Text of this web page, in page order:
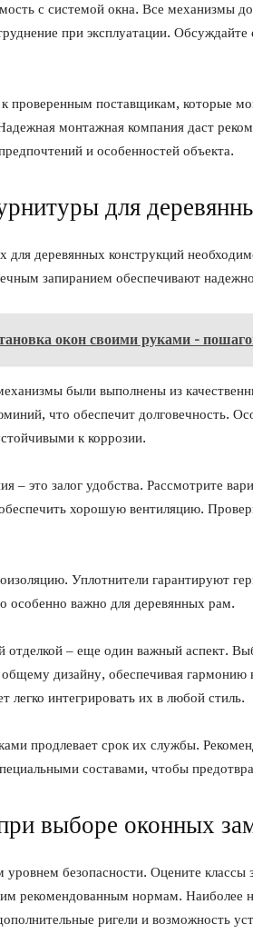
с системой окна. Все механизмы
при эксплуатации.
проверенным поставщикам, которые
монтажная компания даст
и особенностей объекта.
для
деревянных конструкций
запиранием обеспечивают
окон своими руками -
были выполнены из
что обеспечит долговечность.
к коррозии.
– это залог удобства. Рассмотрите
хорошую вентиляцию.
Уплотнители гарантируют
особенно важно для деревянных рам.
– еще один важный аспект.
общему дизайну, обеспечивая гармонию
легко интегрировать их в любой стиль.
продлевает срок их службы.
составами, чтобы
выборе оконных
безопасности. Оцените
рекомендованным нормам. Наиболее
ригели и возможность